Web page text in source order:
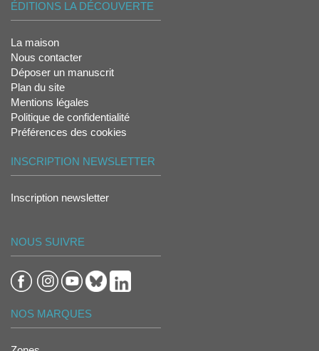
ÉDITIONS LA DÉCOUVERTE
La maison
Nous contacter
Déposer un manuscrit
Plan du site
Mentions légales
Politique de confidentialité
Préférences des cookies
INSCRIPTION NEWSLETTER
Inscription newsletter
NOUS SUIVRE
NOS MARQUES